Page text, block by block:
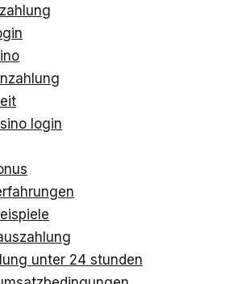
login
unter 24 stunden